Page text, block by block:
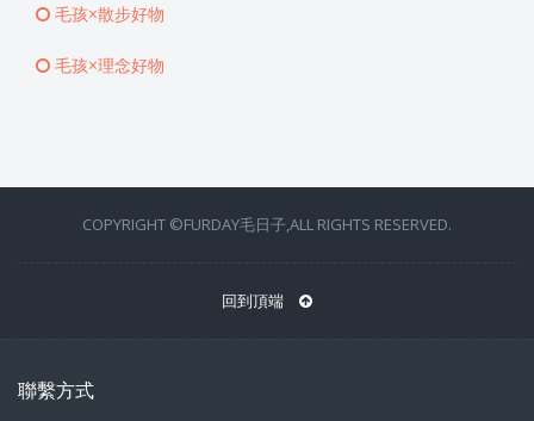
毛孩×散步好物
毛孩×理念好物
COPYRIGHT ©FURDAY毛日子,ALL RIGHTS RESERVED.
回到頂端
聯繫方式